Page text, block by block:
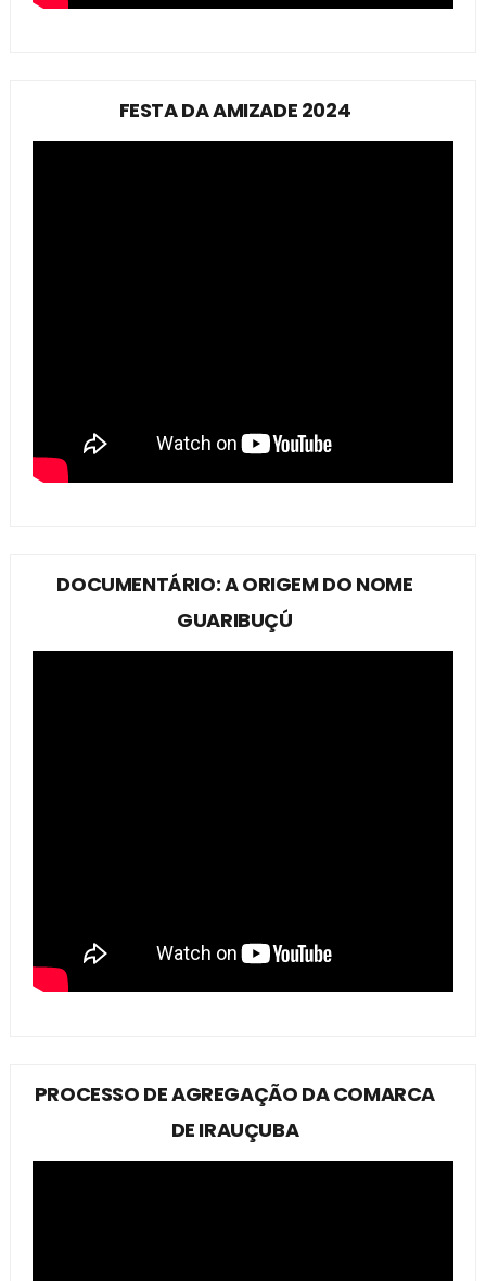
FESTA DA AMIZADE 2024
DOCUMENTÁRIO: A ORIGEM DO NOME
GUARIBUÇÚ
PROCESSO DE AGREGAÇÃO DA COMARCA
DE IRAUÇUBA